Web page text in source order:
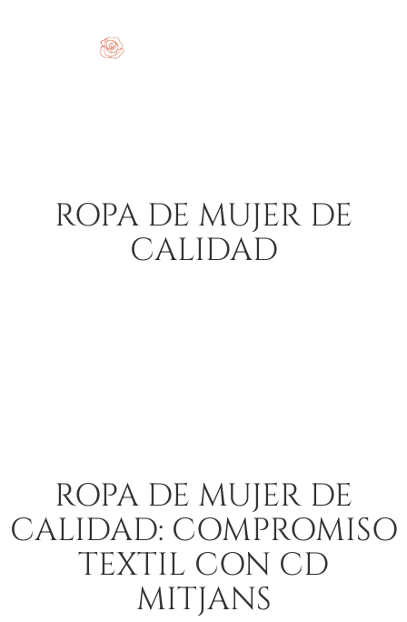
ROPA DE MUJER DE
CALIDAD
ROPA DE MUJER DE
CALIDAD: COMPROMISO
TEXTIL CON CD
MITJANS